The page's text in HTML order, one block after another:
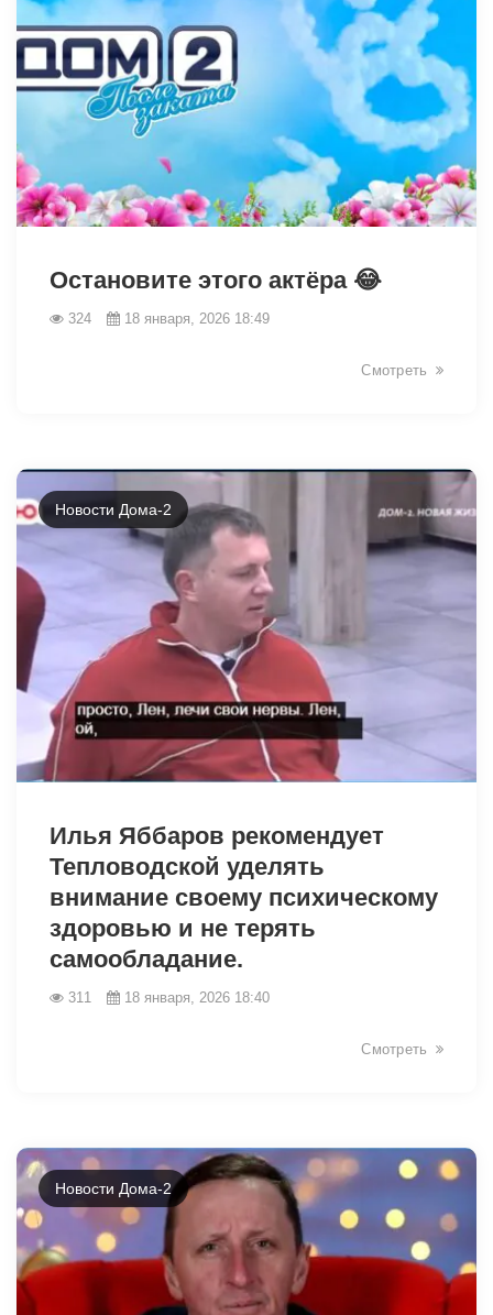
Остановите этого актёра 😂
324 18 января, 2026 18:49
Смотреть
Новости Дома-2
Илья Яббаров рекомендует
Тепловодской уделять
внимание своему психическому
здоровью и не терять
самообладание.
311 18 января, 2026 18:40
Смотреть
Новости Дома-2